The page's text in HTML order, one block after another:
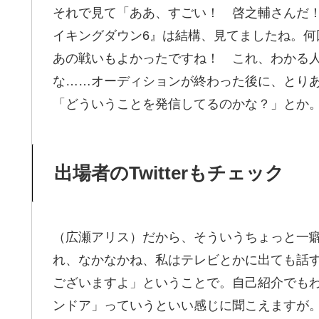
それで見て「ああ、すごい！ 啓之輔さんだ
イキングダウン6』は結構、見てましたね。
あの戦いもよかったですね！ これ、わかる
な……オーディションが終わった後に、とり
「どういうことを発信してるのかな？」と
出場者のTwitterもチェック
（広瀬アリス）だから、そういうちょっと
れ、なかなかね、私はテレビとかに出ても話
ございますよ」ということで。自己紹介でも
ンドア」っていうといい感じに聞こえますが